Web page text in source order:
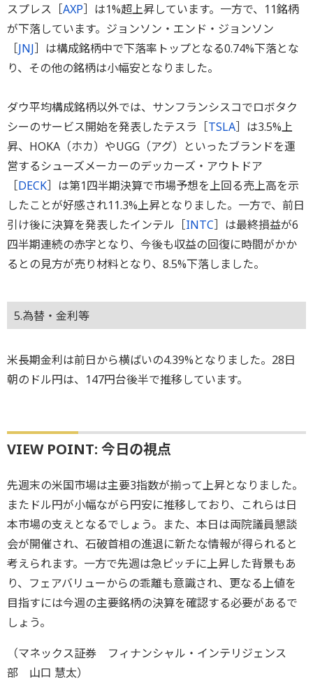
スプレス［AXP］は1%超上昇しています。一方で、11銘柄
が下落しています。ジョンソン・エンド・ジョンソン
［JNJ］は構成銘柄中で下落率トップとなる0.74%下落とな
り、その他の銘柄は小幅安となりました。
ダウ平均構成銘柄以外では、サンフランシスコでロボタク
シーのサービス開始を発表したテスラ［TSLA］は3.5%上
昇、HOKA（ホカ）やUGG（アグ）といったブランドを運
営するシューズメーカーのデッカーズ・アウトドア
［DECK］は第1四半期決算で市場予想を上回る売上高を示
したことが好感され11.3%上昇となりました。一方で、前日
引け後に決算を発表したインテル［INTC］は最終損益が6
四半期連続の赤字となり、今後も収益の回復に時間がかか
るとの見方が売り材料となり、8.5%下落しました。
5.為替・金利等
米長期金利は前日から横ばいの4.39%となりました。28日
朝のドル円は、147円台後半で推移しています。
VIEW POINT: 今日の視点
先週末の米国市場は主要3指数が揃って上昇となりました。
またドル円が小幅ながら円安に推移しており、これらは日
本市場の支えとなるでしょう。また、本日は両院議員懇談
会が開催され、石破首相の進退に新たな情報が得られると
考えられます。一方で先週は急ピッチに上昇した背景もあ
り、フェアバリューからの乖離も意識され、更なる上値を
目指すには今週の主要銘柄の決算を確認する必要があるで
しょう。
（マネックス証券 フィナンシャル・インテリジェンス
部 山口 慧太）